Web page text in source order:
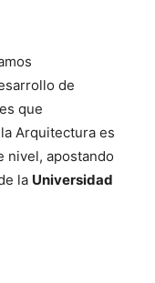
de
que
Arquitectura es
nivel, apostando
la Universidad